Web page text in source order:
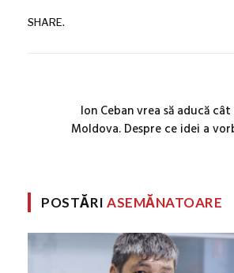
SHARE.
Ion Ceban vrea să aducă
Moldova. Despre ce idei a
POSTĂRIASEMĂNATOARE